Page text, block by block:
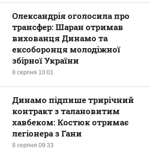
8 серпня 10:01
Олександрія оголосила про
трансфер: Шаран отримав
вихованця Динамо та
ексоборонця молодіжної
збірної України
8 серпня 09:33
Динамо підпише трирічний
контракт з талановитим
хавбеком: Костюк отримає
легіонера з Гани